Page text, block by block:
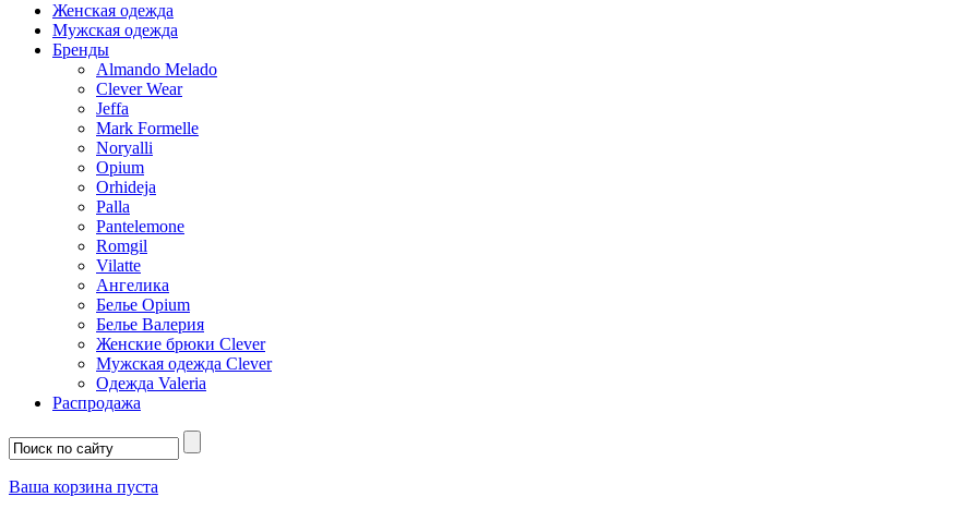
Женская одежда
Мужская одежда
Бренды
Almando Melado
Clever Wear
Jeffa
Mark Formelle
Noryalli
Opium
Orhideja
Palla
Pantelemone
Romgil
Vilatte
Ангелика
Белье Opium
Белье Валерия
Женские брюки Clever
Мужская одежда Clever
Одежда Valeria
Распродажа
Ваша корзина пуста